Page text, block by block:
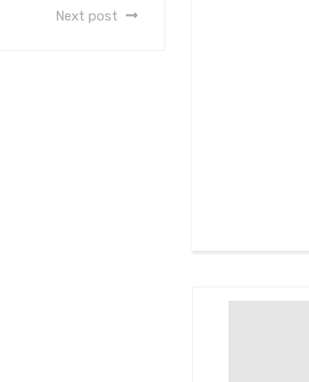
Next post